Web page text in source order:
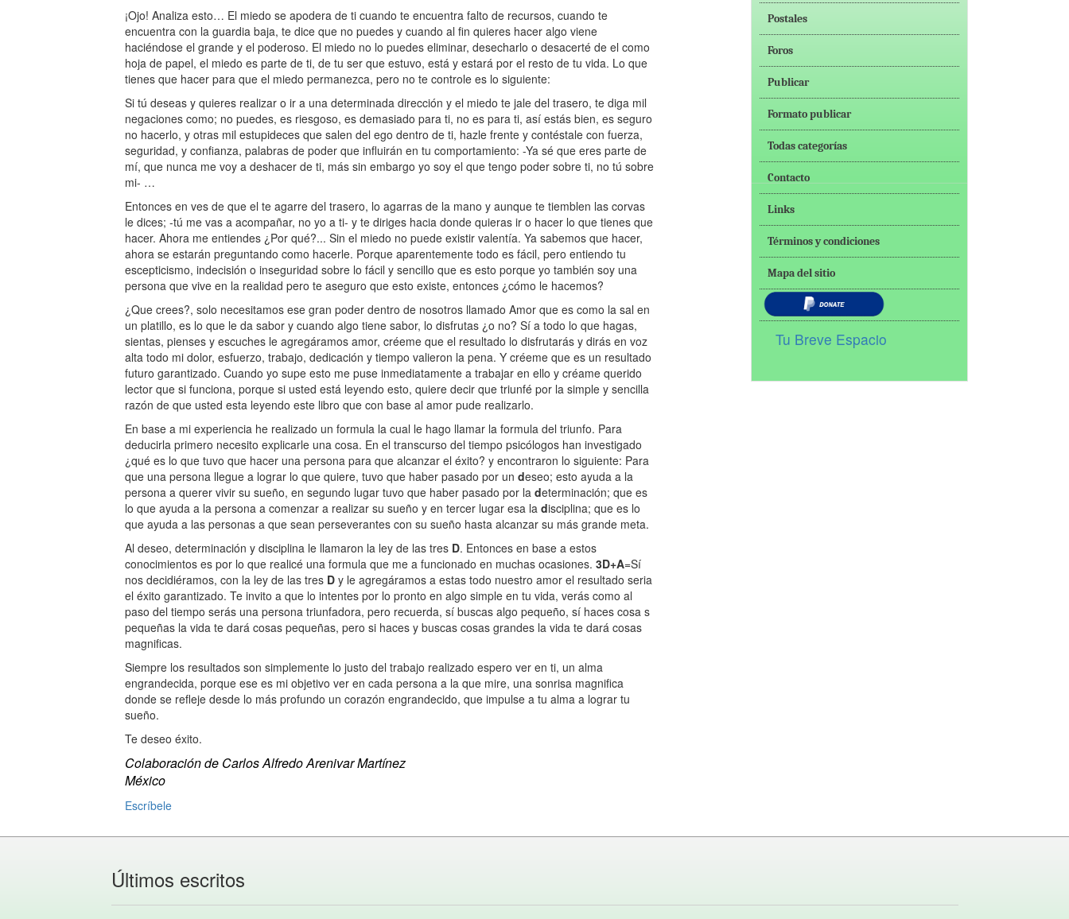
¡Ojo! Analiza esto… El miedo se apodera de ti cuando te encuentra falto de recursos, cuando te
encuentra con la guardia baja, te dice que no puedes y cuando al fin quieres hacer algo viene
haciéndose el grande y el poderoso. El miedo no lo puedes eliminar, desecharlo o desacerté de el como
hoja de papel, el miedo es parte de ti, de tu ser que estuvo, está y estará por el resto de tu vida. Lo que
tienes que hacer para que el miedo permanezca, pero no te controle es lo siguiente:
Si tú deseas y quieres realizar o ir a una determinada dirección y el miedo te jale del trasero, te diga mil
negaciones como; no puedes, es riesgoso, es demasiado para ti, no es para ti, así estás bien, es seguro
no hacerlo, y otras mil estupideces que salen del ego dentro de ti, hazle frente y contéstale con fuerza,
seguridad, y confianza, palabras de poder que influirán en tu comportamiento: -Ya sé que eres parte de
mí, que nunca me voy a deshacer de ti, más sin embargo yo soy el que tengo poder sobre ti, no tú sobre
mi- …
Entonces en ves de que el te agarre del trasero, lo agarras de la mano y aunque te tiemblen las corvas
le dices; -tú me vas a acompañar, no yo a ti- y te diriges hacia donde quieras ir o hacer lo que tienes que
hacer. Ahora me entiendes ¿Por qué?... Sin el miedo no puede existir valentía. Ya sabemos que hacer,
ahora se estarán preguntando como hacerle. Porque aparentemente todo es fácil, pero entiendo tu
escepticismo, indecisión o inseguridad sobre lo fácil y sencillo que es esto porque yo también soy una
persona que vive en la realidad pero te aseguro que esto existe, entonces ¿cómo le hacemos?
¿Que crees?, solo necesitamos ese gran poder dentro de nosotros llamado Amor que es como la sal en
un platillo, es lo que le da sabor y cuando algo tiene sabor, lo disfrutas ¿o no? Sí a todo lo que hagas,
sientas, pienses y escuches le agregáramos amor, créeme que el resultado lo disfrutarás y dirás en voz
alta todo mi dolor, esfuerzo, trabajo, dedicación y tiempo valieron la pena. Y créeme que es un resultado
futuro garantizado. Cuando yo supe esto me puse inmediatamente a trabajar en ello y créame querido
lector que si funciona, porque si usted está leyendo esto, quiere decir que triunfé por la simple y sencilla
razón de que usted esta leyendo este libro que con base al amor pude realizarlo.
En base a mi experiencia he realizado un formula la cual le hago llamar la formula del triunfo. Para
deducirla primero necesito explicarle una cosa. En el transcurso del tiempo psicólogos han investigado
¿qué es lo que tuvo que hacer una persona para que alcanzar el éxito? y encontraron lo siguiente: Para
que una persona llegue a lograr lo que quiere, tuvo que haber pasado por un deseo; esto ayuda a la
persona a querer vivir su sueño, en segundo lugar tuvo que haber pasado por la determinación; que es
lo que ayuda a la persona a comenzar a realizar su sueño y en tercer lugar esa la disciplina; que es lo
que ayuda a las personas a que sean perseverantes con su sueño hasta alcanzar su más grande meta.
Al deseo, determinación y disciplina le llamaron la ley de las tres D. Entonces en base a estos
conocimientos es por lo que realicé una formula que me a funcionado en muchas ocasiones. 3D+A=Sí
nos decidiéramos, con la ley de las tres D y le agregáramos a estas todo nuestro amor el resultado seria
el éxito garantizado. Te invito a que lo intentes por lo pronto en algo simple en tu vida, verás como al
paso del tiempo serás una persona triunfadora, pero recuerda, sí buscas algo pequeño, sí haces cosa s
pequeñas la vida te dará cosas pequeñas, pero si haces y buscas cosas grandes la vida te dará cosas
magnificas.
Siempre los resultados son simplemente lo justo del trabajo realizado espero ver en ti, un alma
engrandecida, porque ese es mi objetivo ver en cada persona a la que mire, una sonrisa magnifica
donde se refleje desde lo más profundo un corazón engrandecido, que impulse a tu alma a lograr tu
sueño.
Te deseo éxito.
Colaboración de Carlos Alfredo Arenivar Martínez
México
Escríbele
Postales
Foros
Publicar
Formato publicar
Todas categorías
Contacto
Links
Términos y condiciones
Mapa del sitio
Tu Breve Espacio
Últimos escritos